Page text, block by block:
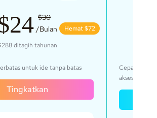
$30
/Bulan
Hemat $72
ditagih tahunan
untuk ide tanpa batas
Tingkatkan
Cepat, untuk
akses